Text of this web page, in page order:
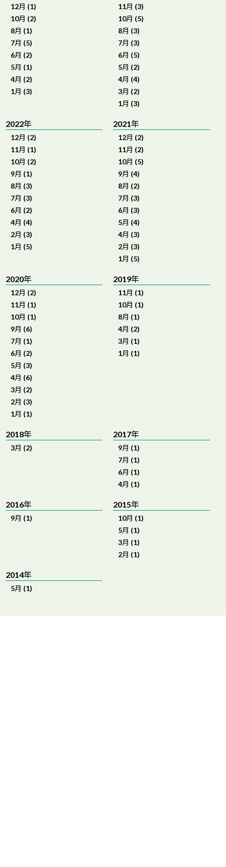
12月 (1)
10月 (2)
8月 (1)
7月 (5)
6月 (2)
5月 (1)
4月 (2)
1月 (3)
11月 (3)
10月 (5)
8月 (3)
7月 (3)
6月 (5)
5月 (2)
4月 (4)
3月 (2)
1月 (3)
2022年
12月 (2)
11月 (1)
10月 (2)
9月 (1)
8月 (3)
7月 (3)
6月 (2)
4月 (4)
2月 (3)
1月 (5)
2021年
12月 (2)
11月 (2)
10月 (5)
9月 (4)
8月 (2)
7月 (3)
6月 (3)
5月 (4)
4月 (3)
2月 (3)
1月 (5)
2020年
12月 (2)
11月 (1)
10月 (1)
9月 (6)
7月 (1)
6月 (2)
5月 (3)
4月 (6)
3月 (2)
2月 (3)
1月 (1)
2019年
11月 (1)
10月 (1)
8月 (1)
4月 (2)
3月 (1)
1月 (1)
2018年
3月 (2)
2017年
9月 (1)
7月 (1)
6月 (1)
4月 (1)
2016年
9月 (1)
2015年
10月 (1)
5月 (1)
3月 (1)
2月 (1)
2014年
5月 (1)